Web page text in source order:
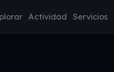
Actividad Servicios